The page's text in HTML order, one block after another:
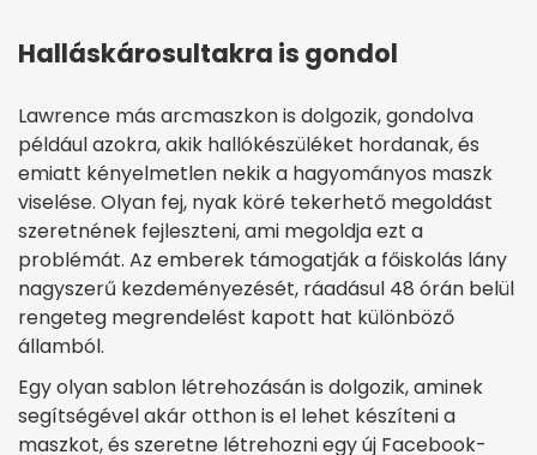
Halláskárosultakra is gondol
Lawrence más arcmaszkon is dolgozik, gondolva
például azokra, akik hallókészüléket hordanak, és
emiatt kényelmetlen nekik a hagyományos maszk
viselése. Olyan fej, nyak köré tekerhető megoldást
szeretnének fejleszteni, ami megoldja ezt a
problémát. Az emberek támogatják a főiskolás lány
nagyszerű kezdeményezését, ráadásul 48 órán belül
rengeteg megrendelést kapott hat különböző
államból.
Egy olyan sablon létrehozásán is dolgozik, aminek
segítségével akár otthon is el lehet készíteni a
maszkot, és szeretne létrehozni egy új Facebook-